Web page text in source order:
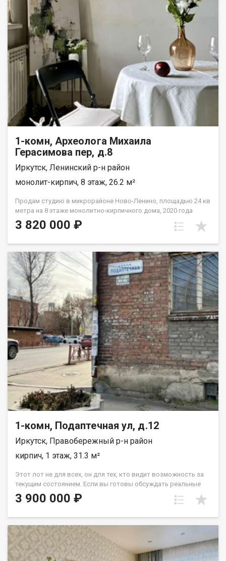
1-комн, Археолога Михаила
Герасимова пер, д.8
Иркутск, Ленинский р-н район
монолит-кирпич, 8 этаж, 26.2 м²
Продам студию в микрорайоне Ново-Ленино, площадью 24 кв
метра на 8 этаже монолитно-кирпичного дома, 2020 года
постройки. Студия в черновой отделке, светлая, из окон
открывается приятный вид на город. Дом теплый, рядом
жизни. Документы к сделке готовы, квартира уже ждет
своего покупателя) Данный вариант отлично подойдет для
старта, как первое жилье, так же для студентов, для молодой
пары. Покажем, как данная квартира может выглядеть уже с
отделкой, очень функциональна. Просмотр по
предварительной договоренности.
3 820 000 ₽
1-комн, Подаптечная ул, д.12
Иркутск, Правобережный р-н район
кирпич, 1 этаж, 31.3 м²
Этот лот не для всех, он для тех, кто видит возможность за
текущим состоянием. Если вы готовы обсуждать реальные
инвестиции в недвижимость с высоким потенциалом звоните
прямо сейчас для детальной консультации и просмотра. Об
Состояние под капитальный ремонт : Что это значит:
Квартира полностью освобождена. Коммуникации
(электричество, вода) требуют полной замены. Стены, пол,
3 900 000 ₽